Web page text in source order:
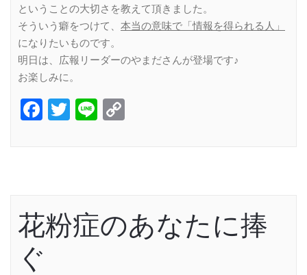
ということの大切さを教えて頂きました。
そういう癖をつけて、 本当の意味で「情報を得られる人」
になりたいものです。
明日は、広報リーダーのやまださんが登場です♪
お楽しみに。
Facebook
Twitter
Line
花粉症のあなたに捧
ぐ